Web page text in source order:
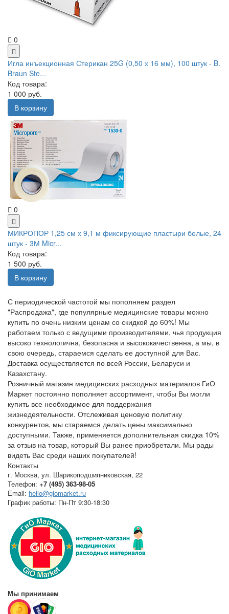
0
Игла инъекционная Стерикан 25G (0,50 х 16 мм), 100 штук - B.
Braun Ste...
Код товара:
1 000 руб.
В корзину
0
МИКРОПОР 1,25 см х 9,1 м фиксирующие пластыри белые, 24
штук - 3М Micr...
Код товара:
1 500 руб.
В корзину
С периодической частотой мы пополняем раздел
"Распродажа", где популярные медицинские товары можно
купить по очень низким ценам со скидкой до 60%! Мы
работаем только с ведущими производителями, чья продукция
высоко технологична, безопасна и высококачественна, а мы, в
свою очередь, стараемся сделать ее доступной для Вас.
Доставка осуществляется по всей России, Беларуси и
Казахстану.
Розничный магазин медицинских расходных материалов ГиО
Маркет постоянно пополняет ассортимент, чтобы Вы могли
купить все необходимое для поддержания
жизнедеятельности. Отслеживая ценовую политику
конкурентов, мы стараемся делать цены максимально
доступными. Также, применяется дополнительная скидка 10%
за отзыв на товар, который Вы ранее приобретали. Мы рады
видеть Вас среди наших покупателей!
Контакты
г. Москва, ул. Шарикоподшипниковская, 22
Телефон: +7 (495) 363-98-05
Email: hello@giomarket.ru
График работы: Пн-Пт 9:30-18:30
Мы принимаем